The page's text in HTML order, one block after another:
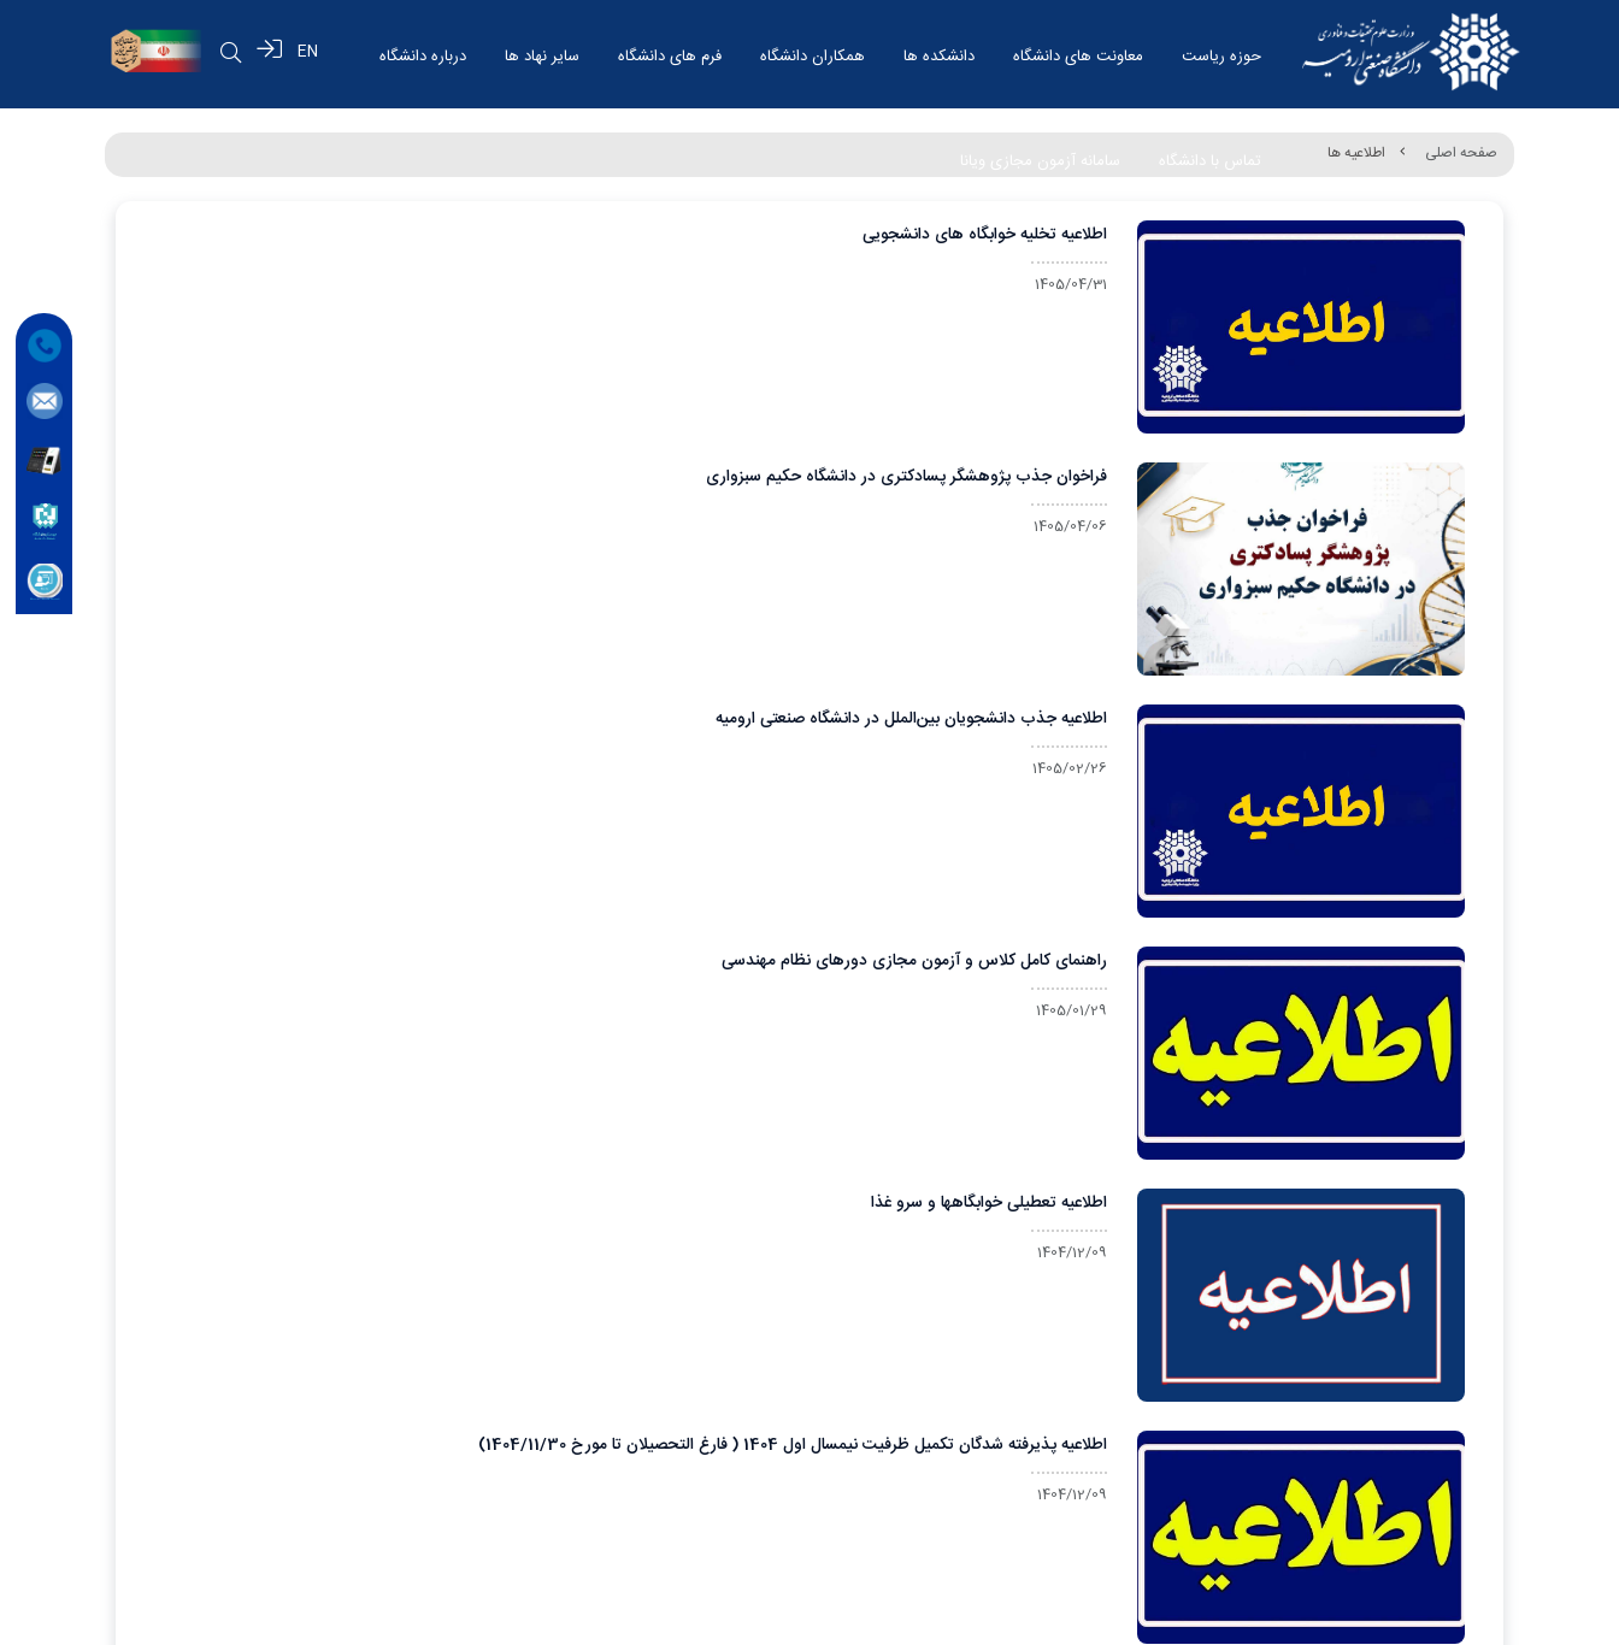
حوزه ریاست معاونت های دانشگاه دانشکده ها همکاران دانشگاه فرم های دانشگاه سایر نهاد ها درباره دانشگاه EN
صفحه اصلی اطلاعیه ها
اطلاعیه تخلیه خوابگاه های دانشجویی
1405/04/31
فراخوان جذب پژوهشگر پسادکتری در دانشگاه حکیم سبزواری
1405/04/06
اطلاعیه جذب دانشجویان بین‌الملل در دانشگاه صنعتی ارومیه
1405/02/26
راهنمای کامل کلاس و آزمون مجازی دورهای نظام مهندسی
1405/01/29
اطلاعیه تعطیلی خوابگاهها و سرو غذا
1404/12/09
اطلاعیه پذیرفته شدگان تکمیل ظرفیت نیمسال اول 1404 ( فارغ التحصیلان تا مورخ 1404/11/30)
1404/12/09